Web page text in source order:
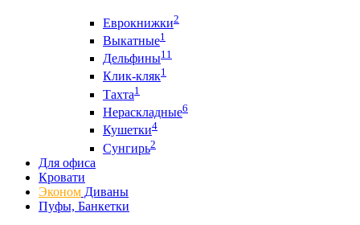
Еврокнижки2
Выкатные1
Дельфины11
Клик-кляк1
Тахта1
Нераскладные6
Кушетки4
Сунгирь2
Для офиса
Кровати
Эконом Диваны
Пуфы, Банкетки